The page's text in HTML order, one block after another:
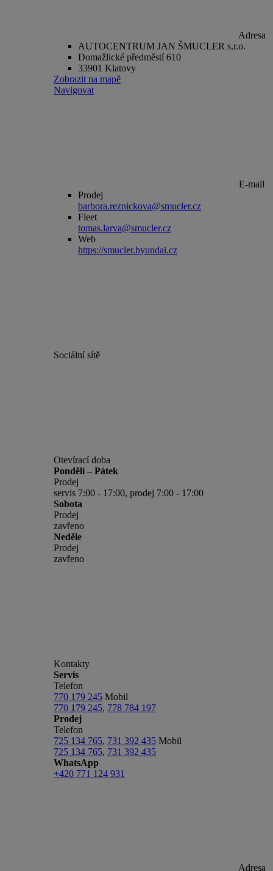
Adresa
AUTOCENTRUM JAN ŠMUCLER s.r.o.
Domažlické předměstí 610
33901 Klatovy
Zobrazit na mapě
Navigovat
E-mail
Prodej
barbora.reznickova@smucler.cz
Fleet
tomas.larva@smucler.cz
Web
https://smucler.hyundai.cz
Sociální sítě
Otevírací doba
Pondělí – Pátek
Prodej
servis 7:00 - 17:00, prodej 7:00 - 17:00
Sobota
Prodej
zavřeno
Neděle
Prodej
zavřeno
Kontakty
Servis
Telefon
770 179 245 Mobil
770 179 245, 778 784 197
Prodej
Telefon
725 134 765, 731 392 435 Mobil
725 134 765, 731 392 435
WhatsApp
+420 771 124 931
Adresa